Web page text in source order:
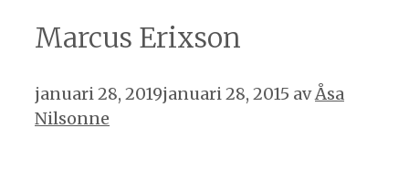
Marcus Erixson
januari 28, 2019januari 28, 2015 avÅsa
Nilsonne